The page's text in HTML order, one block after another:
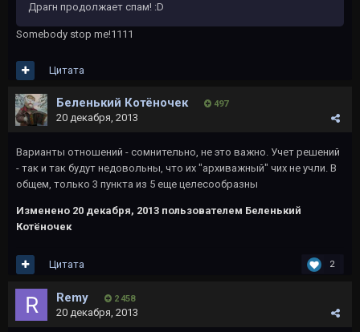
Драгн продолжает спам! :D
Somebody stop me!1111
Цитата
Беленький Котёночек 497
20 декабря, 2013
Варианты отношений - сомнительно, не это важно. Учет решений
- так и так будут недовольны, что их "архиважный" чих не учли. В
общем, только 3 пункта из 5 еще целесообразны
Изменено 20 декабря, 2013 пользователем Беленький
Котёночек
2
Цитата
Rеmy 2 458
20 декабря, 2013